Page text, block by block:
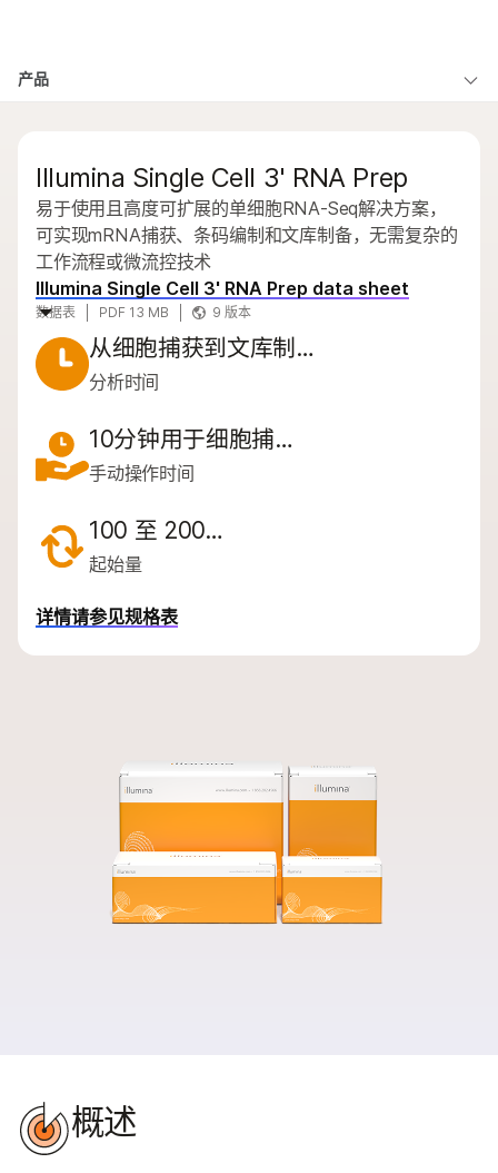
解决方案
公司
支持
推荐内容链接
产品
按感兴趣的区域
通过仪器兼容性
产品线
浏览所有产品
产品组合
按类型
通过仪器兼容性
浏览所有产品
Illumina Single Cell 3' RNA Prep
易于使用且高度可扩展的单细胞RNA-Seq解决方案，
可实现mRNA捕获、条码编制和文库制备，无需复杂的
工作流程或微流控技术
Illumina Single Cell 3' RNA Prep data sheet
数据表 PDF 13 MB 9 版本
从细胞捕获到文库制…
分析时间
10分钟用于细胞捕…
手动操作时间
100 至 200…
起始量
详情请参见规格表
概述
查看更多相关内容。选择您感兴趣的领域:
农业基因组学
复杂疾病
遗传病和罕见病